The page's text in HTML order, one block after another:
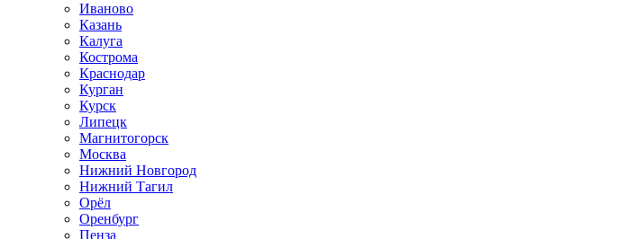
Иваново
Казань
Калуга
Кострома
Краснодар
Курган
Курск
Липецк
Магнитогорск
Москва
Нижний Новгород
Нижний Тагил
Орёл
Оренбург
Пенза